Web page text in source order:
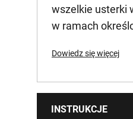
wszelkie usterki
w ramach
Dowiedz się więcej
INSTRUKCJE